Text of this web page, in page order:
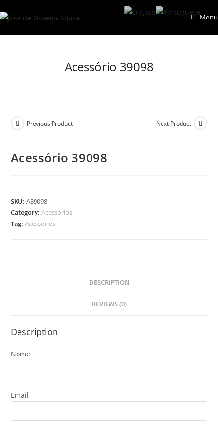
to
Menu
Acessório 39098
Previous Product Next Product
Acessório 39098
SKU:A39098
Category:Acessórios
Tag:Acessórios
DESCRIPTION
REVIEWS (0)
Description
Nome
Email